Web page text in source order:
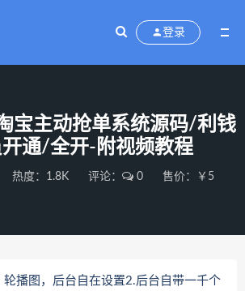
登录
宝主动抢单系统源码/利钱
通/全开-附视频教程
热度：1.8K 评论： 0 售价：￥5
播图，后台自在设置2.后台自带一千个